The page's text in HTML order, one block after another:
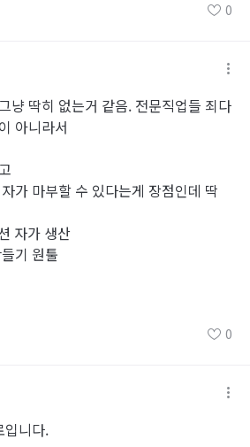
0
냥 딱히 없는거 같음. 전문직업들 죄다
아니라서
가 마부할 수 있다는게 장점인데 딱
자가 생산
기 원툴
0
입니다.